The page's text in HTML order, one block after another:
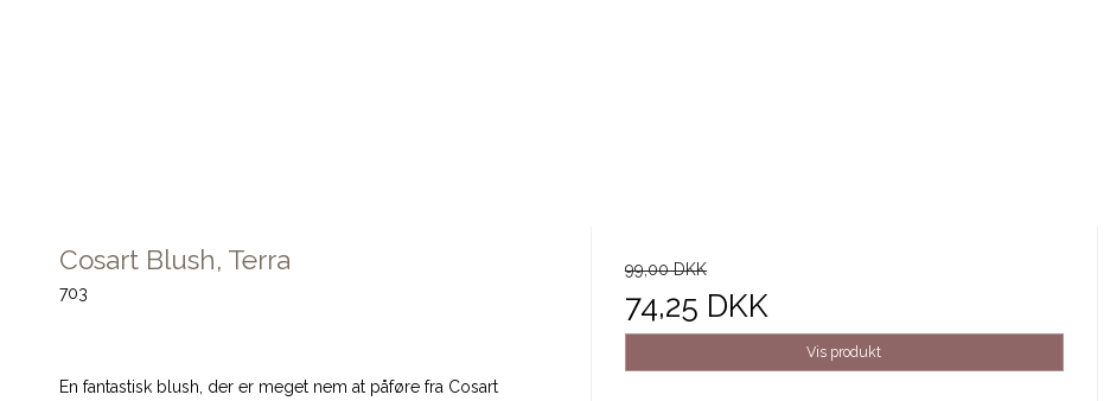
Cosart Blush, Terra
703
En fantastisk blush, der er meget nem at påføre fra Cosart
99,00 DKK
74,25 DKK
Vis produkt